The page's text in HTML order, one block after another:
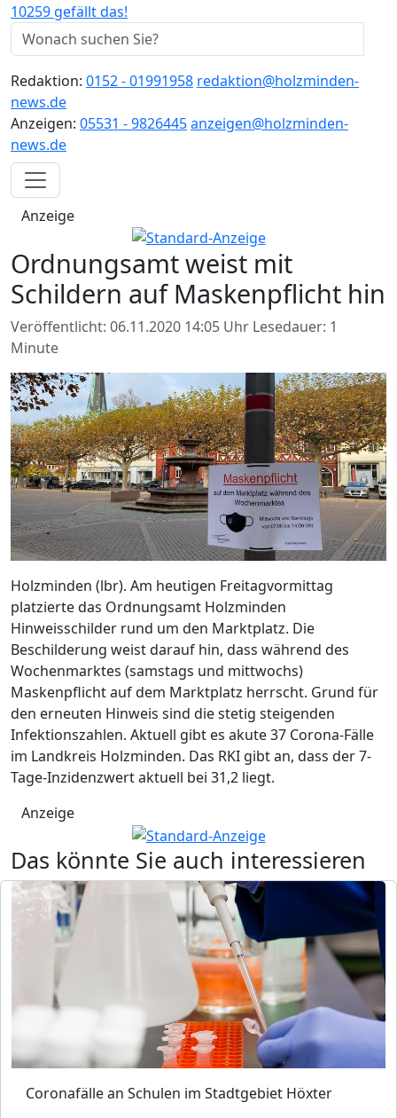
10259 gefällt das!
Redaktion: 0152 - 01991958 redaktion@holzminden-
news.de
Anzeigen: 05531 - 9826445anzeigen@holzminden-
news.de
Anzeige
Ordnungsamt weist mit
Schildern auf Maskenpflicht hin
Veröffentlicht: 06.11.2020 14:05 Uhr Lesedauer: 1
Minute
Holzminden (lbr). Am heutigen Freitagvormittag
platzierte das Ordnungsamt Holzminden
Hinweisschilder rund um den Marktplatz. Die
Beschilderung weist darauf hin, dass während des
Wochenmarktes (samstags und mittwochs)
Maskenpflicht auf dem Marktplatz herrscht. Grund für
den erneuten Hinweis sind die stetig steigenden
Infektionszahlen. Aktuell gibt es akute 37 Corona-Fälle
im Landkreis Holzminden. Das RKI gibt an, dass der 7-
Tage-Inzidenzwert aktuell bei 31,2 liegt.
Anzeige
Das könnte Sie auch interessieren
Coronafälle an Schulen im Stadtgebiet Höxter